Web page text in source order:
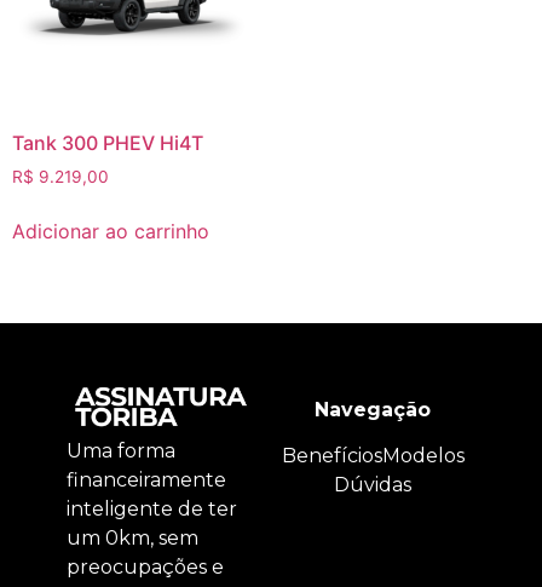
Tank 300 PHEV Hi4T
R$ 9.219,00
Adicionar ao carrinho
Uma forma
financeiramente
inteligente de ter
um 0km, sem
preocupações e
Navegação
BenefíciosModelos
Dúvidas